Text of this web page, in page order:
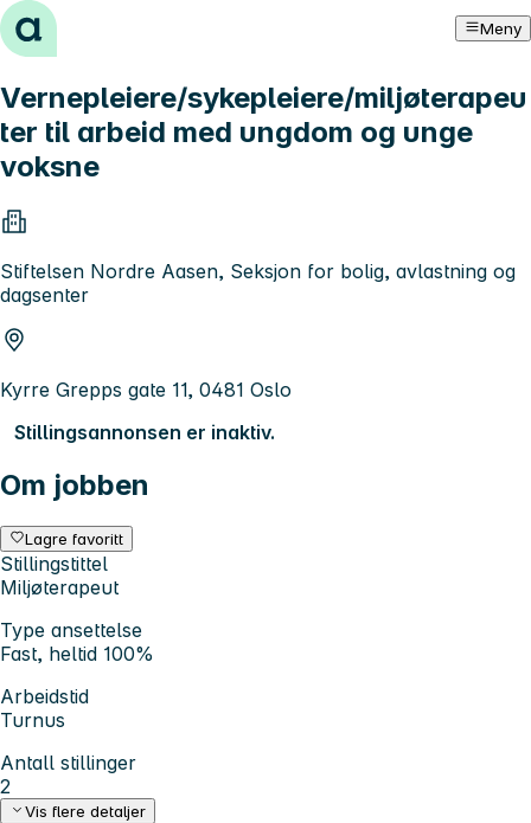
Hopp til innhold Meny
Vernepleiere/sykepleiere/miljøterapeu
ter til arbeid med ungdom og unge
voksne
Stiftelsen Nordre Aasen, Seksjon for bolig, avlastning og
dagsenter
Kyrre Grepps gate 11, 0481 Oslo
Stillingsannonsen er inaktiv.
Om jobben
Lagre favoritt
Stillingstittel
Miljøterapeut
Type ansettelse
Fast, heltid 100%
Arbeidstid
Turnus
Antall stillinger
2
Vis flere detaljer